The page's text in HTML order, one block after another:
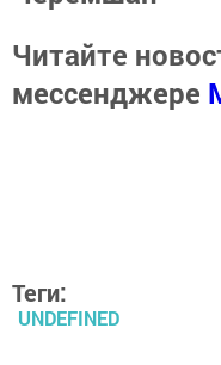
Читайте
мессенджере
Теги:
UNDEFINED